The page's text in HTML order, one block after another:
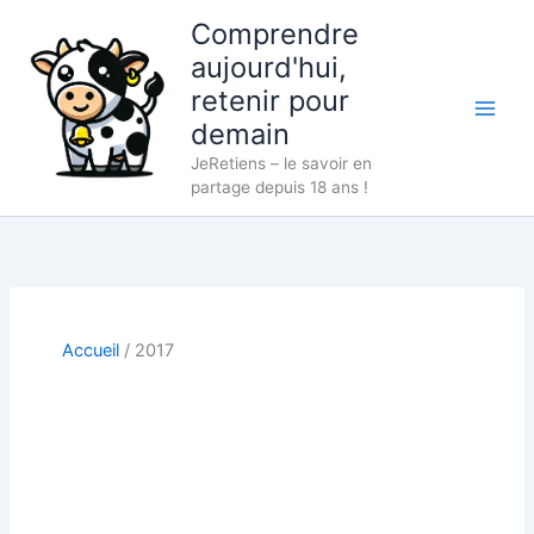
contenu
Comprendre
aujourd'hui,
retenir pour
demain
JeRetiens – le savoir en
partage depuis 18 ans !
Accueil 2017